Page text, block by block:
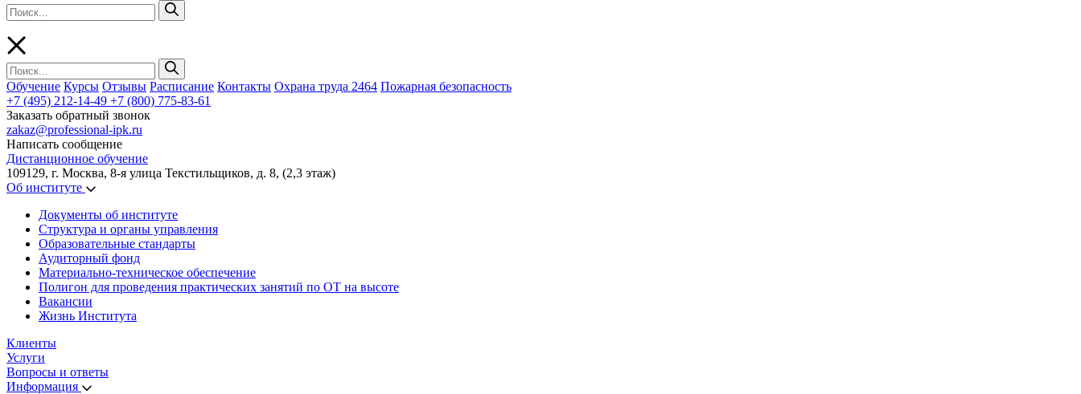
Обучение Курсы Отзывы Расписание Контакты Охрана труда 2464 Пожарная безопасность
+7 (495) 212-14-49 +7 (800) 775-83-61
Заказать обратный звонок
zakaz@professional-ipk.ru
Написать сообщение
Дистанционное обучение
109129, г. Москва, 8-я улица Текстильщиков, д. 8, (2,3 этаж)
Об институте
Документы об институте
Структура и органы управления
Образовательные стандарты
Аудиторный фонд
Материально-техническое обеспечение
Полигон для проведения практических занятий по ОТ на высоте
Вакансии
Жизнь Института
Клиенты
Услуги
Вопросы и ответы
Информация